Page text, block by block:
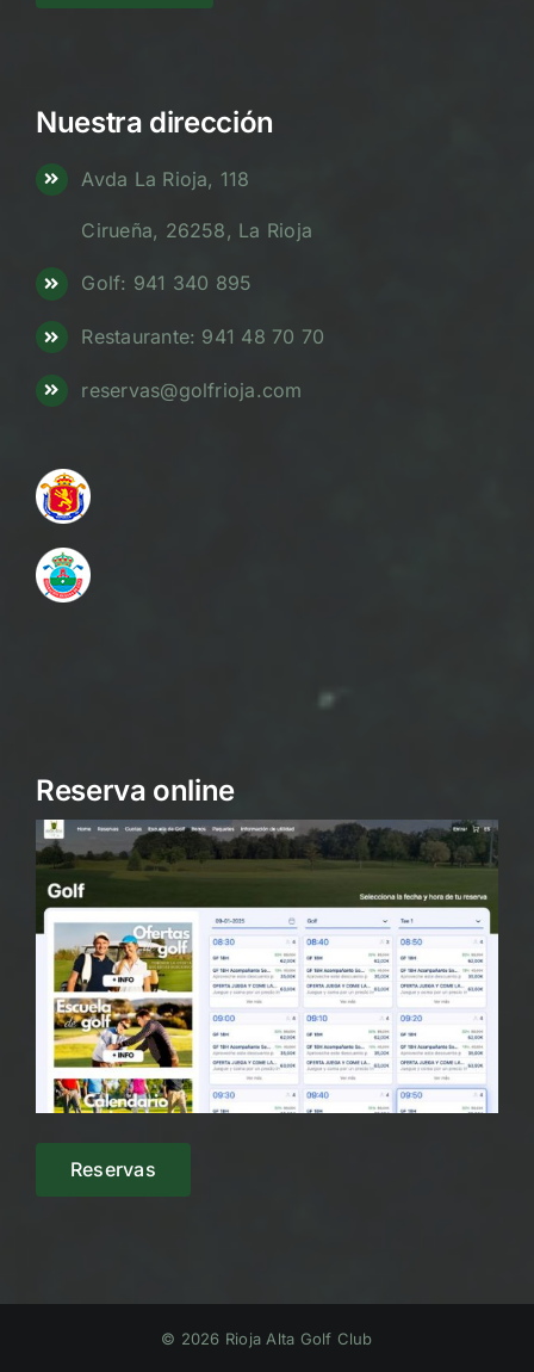
Nuestra dirección
Avda La Rioja, 118
Cirueña, 26258, La Rioja
Golf: 941 340 895
Restaurante: 941 48 70 70
reservas@golfrioja.com
Reserva online
Reservas
© 2026 Rioja Alta Golf Club